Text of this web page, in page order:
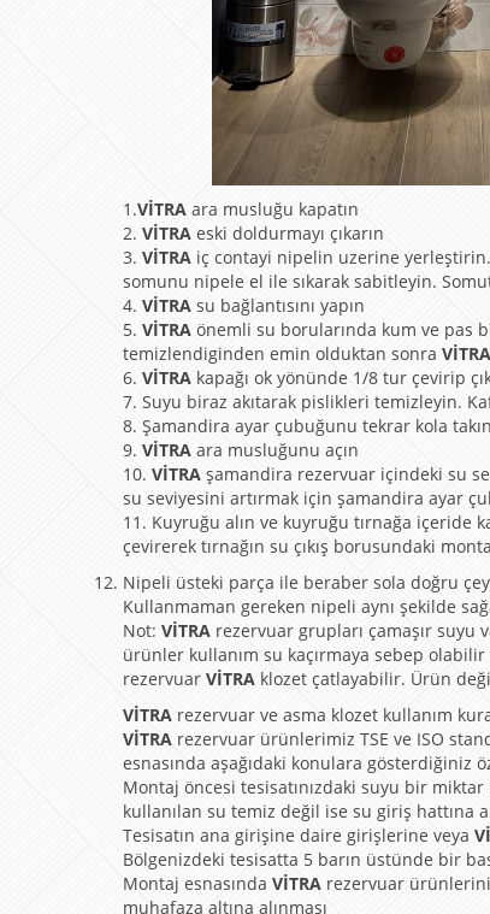
1.VİTRA ara musluğu kapatın
2. VİTRA eski doldurmayı çıkarın
3. VİTRA iç contayi nipelin uzerine yerleştirin.
somunu nipele el ile sıkarak sabitleyin.
4. VİTRA su bağlantısını yapın
5. VİTRA önemli su borularında kum ve pas
temizlendiginden emin olduktan sonra VİTRA
6. VİTRA kapağı ok yönünde 1/8 tur çevirip
7. Suyu biraz akıtarak pislikleri temizleyin.
8. Şamandira ayar çubuğunu tekrar kola takın
9. VİTRA ara musluğunu açın
10. VİTRA şamandira rezervuar içindeki su
su seviyesini artırmak için şamandira ayar
11. Kuyruğu alın ve kuyruğu tırnağa içeride
çevirerek tırnağın su çıkış borusundaki
Nipeli üsteki parça ile beraber sola doğru
Kullanmaman gereken nipeli aynı şekilde
Not: VİTRA rezervuar grupları çamaşır
ürünler kullanım su kaçırmaya sebep olabilir
rezervuar VİTRA klozet çatlayabilir. Ürün
VİTRA rezervuar ve asma klozet kullanım
VİTRA rezervuar ürünlerimiz TSE ve ISO
esnasında aşağıdaki konulara gösterdiğiniz
Montaj öncesi tesisatınızdaki suyu bir miktar
kullanılan su temiz değil ise su giriş hattına
Tesisatın ana girişine daire girişlerine veya
Bölgenizdeki tesisatta 5 barın üstünde bir
Montaj esnasında VİTRA rezervuar
muhafaza altına alınması